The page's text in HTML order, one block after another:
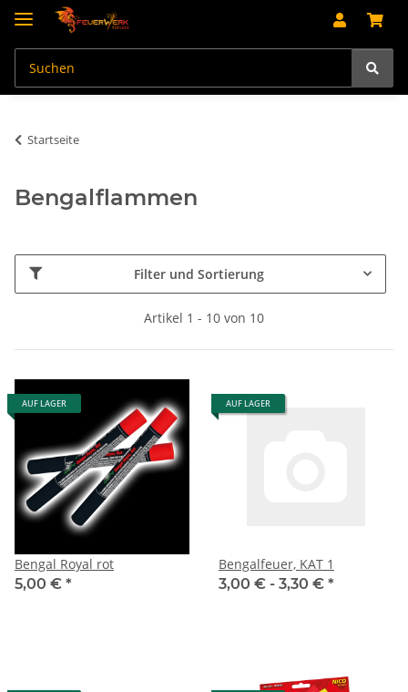
Startseite
Bengalflammen
Filter und Sortierung
Artikel 1 - 10 von 10
AUF LAGER
Bengal Royal rot
5,00 € *
AUF LAGER
Bengalfeuer, KAT 1
3,00 € - 3,30 € *